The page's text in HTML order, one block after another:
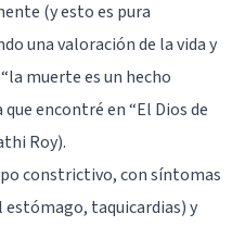
(y esto es pura
una valoración de la vida y
muerte es un hecho
encontré en “El Dios de
Roy).
constrictivo, con síntomas
taquicardias) y